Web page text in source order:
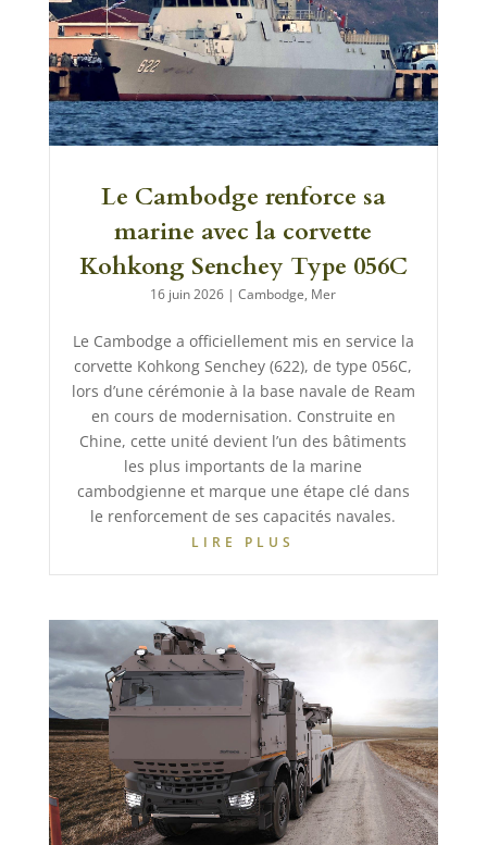
Le Cambodge renforce sa
marine avec la corvette
Kohkong Senchey Type 056C
16 juin 2026 |Cambodge, Mer
Le Cambodge a officiellement mis en service la
corvette Kohkong Senchey (622), de type 056C,
lors d’une cérémonie à la base navale de Ream
en cours de modernisation. Construite en
Chine, cette unité devient l’un des bâtiments
les plus importants de la marine
cambodgienne et marque une étape clé dans
le renforcement de ses capacités navales.
LIRE PLUS